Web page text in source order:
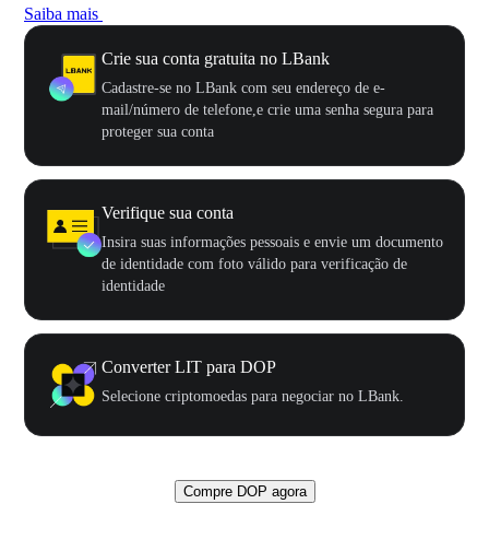
Saiba mais
Crie sua conta gratuita no LBank
Cadastre-se no LBank com seu endereço de e-
mail/número de telefone,e crie uma senha segura para
proteger sua conta
Verifique sua conta
Insira suas informações pessoais e envie um documento
de identidade com foto válido para verificação de
identidade
Converter LIT para DOP
Selecione criptomoedas para negociar no LBank.
Compre DOP agora